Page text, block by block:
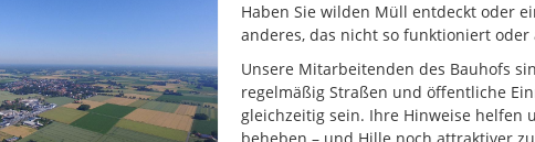
Haben Sie wilden Müll entdeckt oder
anderes, das nicht so funktioniert oder
Unsere Mitarbeitenden des Bauhofs
regelmäßig Straßen und öffentliche
gleichzeitig sein. Ihre Hinweise helfen